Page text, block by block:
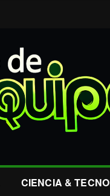
CIENCIA &